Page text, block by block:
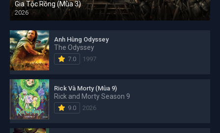
Gia Tộc Rồng (Mùa 3)
2026
Anh Hùng Odyssey
The Odyssey
7.0 1997
Rick Và Morty (Mùa 9)
Rick and Morty Season 9
9.0 2026